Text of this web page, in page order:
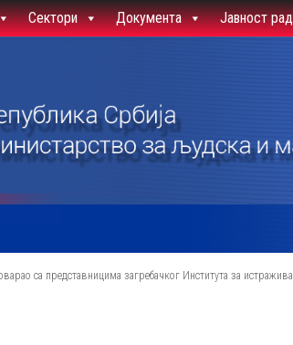
Сектори Документа Јавност
са представницима загребачког Института за